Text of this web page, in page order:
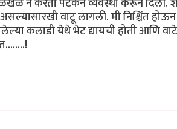
वाटू लागली. मी निश्चिंत होऊन
कलाडी येथे भेट द्यायची होती आणि